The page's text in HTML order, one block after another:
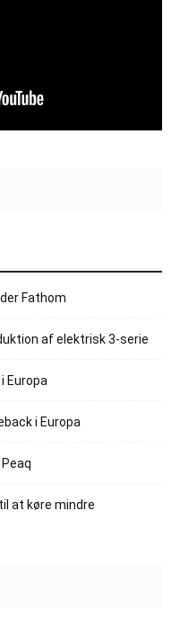
Fathom
af elektrisk 3-serie
Europa
i Europa
at køre mindre